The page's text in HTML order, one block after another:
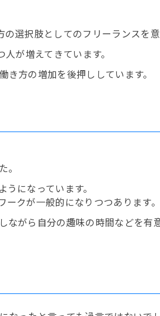
選択肢としてのフリーランスを意
が増えてきています。
方の増加を後押ししています。
になっています。
クが一般的になりつつあります。
がら自分の趣味の時間などを有